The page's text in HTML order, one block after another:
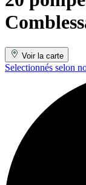
Voir la carte
Selectionnés selon